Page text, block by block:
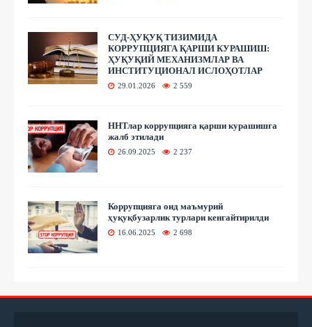
СУД-ҲУҚУҚ ТИЗИМИДА
КОРРУПЦИЯГА ҚАРШИ КУРАШИШ:
ҲУҚУҚИЙ МЕХАНИЗМЛАР ВА
ИНСТИТУЦИОНАЛ ИСЛОҲОТЛАР
29.01.2026 2 559
ННТлар коррупцияга қарши курашишга
жалб этилади
26.09.2025 2 237
Коррупцияга оид маъмурий
ҳуқуқбузарлик турлари кенгайтирилди
16.06.2025 2 698